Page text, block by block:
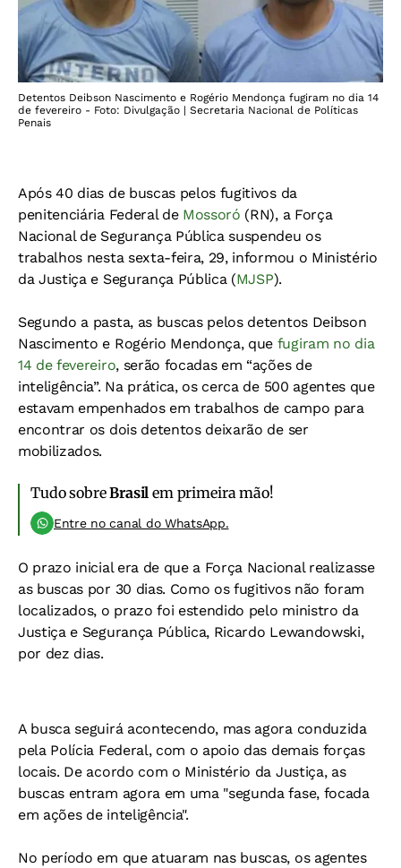
Detentos Deibson Nascimento e Rogério Mendonça fugiram no dia 14
de fevereiro - Foto: Divulgação | Secretaria Nacional de Políticas
Penais
Após 40 dias de buscas pelos fugitivos da
penitenciária Federal de Mossoró (RN), a Força
Nacional de Segurança Pública suspendeu os
trabalhos nesta sexta-feira, 29, informou o Ministério
da Justiça e Segurança Pública (MJSP).
Segundo a pasta, as buscas pelos detentos Deibson
Nascimento e Rogério Mendonça, que fugiram no dia
14 de fevereiro, serão focadas em “ações de
inteligência”. Na prática, os cerca de 500 agentes que
estavam empenhados em trabalhos de campo para
encontrar os dois detentos deixarão de ser
mobilizados.
Tudo sobreBrasil em primeira mão!
Entre no canal do WhatsApp.
O prazo inicial era de que a Força Nacional realizasse
as buscas por 30 dias. Como os fugitivos não foram
localizados, o prazo foi estendido pelo ministro da
Justiça e Segurança Pública, Ricardo Lewandowski,
por dez dias.
A busca seguirá acontecendo, mas agora conduzida
pela Polícia Federal, com o apoio das demais forças
locais. De acordo com o Ministério da Justiça, as
buscas entram agora em uma "segunda fase, focada
em ações de inteligência".
No período em que atuaram nas buscas, os agentes